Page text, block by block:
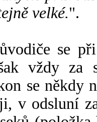
velké.".
se
vždy za
se někdy
v odsluní